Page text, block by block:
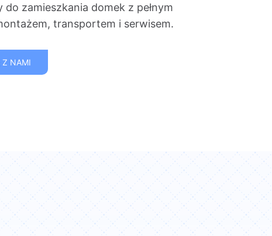
zamieszkania domek z pełnym
transportem i serwisem.
Z NAMI